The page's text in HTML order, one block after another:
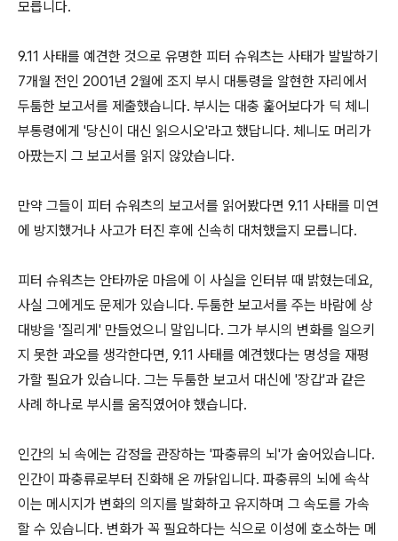
모릅니다.
9.11 사태를 예견한 것으로 유명한 피터 슈워츠는 사태가 발발하기
7개월 전인 2001년 2월에 조지 부시 대통령을 알현한 자리에서
두툼한 보고서를 제출했습니다. 부시는 대충 훑어보다가 딕 체니
부통령에게 '당신이 대신 읽으시오'라고 했답니다. 체니도 머리가
아팠는지 그 보고서를 읽지 않았습니다.
만약 그들이 피터 슈워츠의 보고서를 읽어봤다면 9.11 사태를 미연
에 방지했거나 사고가 터진 후에 신속히 대처했을지 모릅니다.
피터 슈워츠는 안타까운 마음에 이 사실을 인터뷰 때 밝혔는데요,
사실 그에게도 문제가 있습니다. 두툼한 보고서를 주는 바람에 상
대방을 '질리게' 만들었으니 말입니다. 그가 부시의 변화를 일으키
지 못한 과오를 생각한다면, 9.11 사태를 예견했다는 명성을 재평
가할 필요가 있습니다. 그는 두툼한 보고서 대신에 '장갑'과 같은
사례 하나로 부시를 움직였어야 했습니다.
인간의 뇌 속에는 감정을 관장하는 '파충류의 뇌'가 숨어있습니다.
인간이 파충류로부터 진화해 온 까닭입니다. 파충류의 뇌에 속삭
이는 메시지가 변화의 의지를 발화하고 유지하며 그 속도를 가속
할 수 있습니다. 변화가 꼭 필요하다는 식으로 이성에 호소하는 메